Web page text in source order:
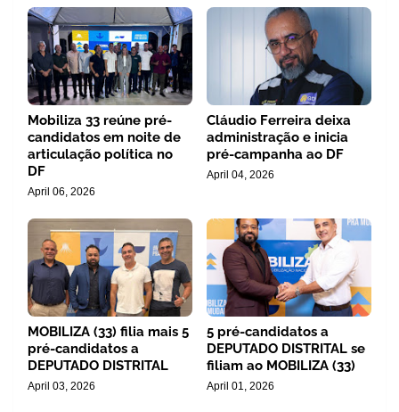
Mobiliza 33 reúne pré-
candidatos em noite de
articulação política no
DF
April 06, 2026
Cláudio Ferreira deixa
administração e inicia
pré-campanha ao DF
April 04, 2026
MOBILIZA (33) filia mais 5
pré-candidatos a
DEPUTADO DISTRITAL
April 03, 2026
5 pré-candidatos a
DEPUTADO DISTRITAL se
filiam ao MOBILIZA (33)
April 01, 2026